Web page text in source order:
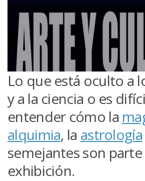
Lo que está oculto a
y a la ciencia o es
entender cómo la
alquimia, la astrología
semejantes son
exhibición.